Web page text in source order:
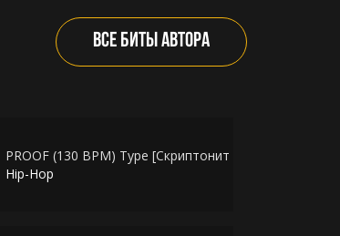
ВСЕ БИТЫ АВТОРА
PROOF (130 BPM) Type [Скриптонит x 104 x
Hip-Hop